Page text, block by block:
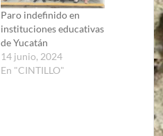
Paro indefinido en
instituciones educativas
de Yucatán
14 junio, 2024
En "CINTILLO"